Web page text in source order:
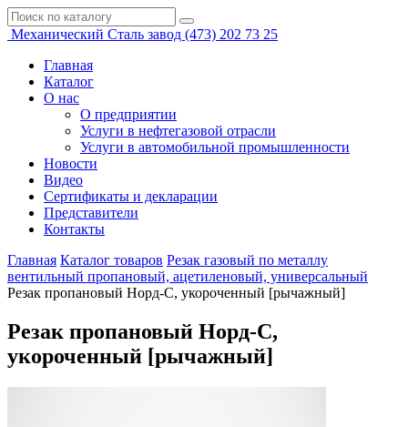
Механический Сталь завод (473) 202 73 25
Главная
Каталог
О нас
О предприятии
Услуги в нефтегазовой отрасли
Услуги в автомобильной промышленности
Новости
Видео
Сертификаты и декларации
Представители
Контакты
Главная Каталог товаров Резак газовый по металлу
вентильный пропановый, ацетиленовый, универсальный
Резак пропановый Норд-С, укороченный [рычажный]
Резак пропановый Норд-С,
укороченный [рычажный]